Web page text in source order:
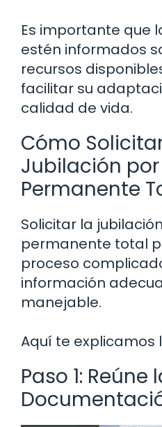
Es importante que
estén informados
recursos
facilitar su
calidad de vida.
Cómo
Jubilación
Permanente
Solicitar la
permanente total
proceso
información
manejable.
Aquí te explicamos
Paso 1: Reúne